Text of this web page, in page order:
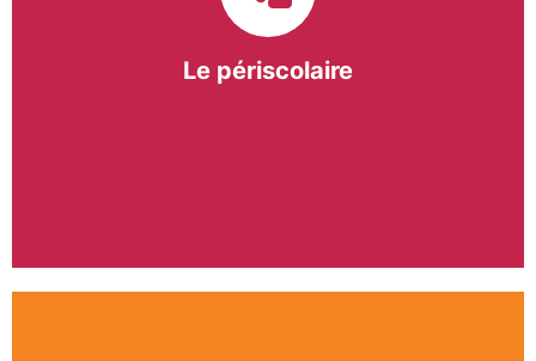
Le périscolaire
apportons une réponse adaptée et individualisée